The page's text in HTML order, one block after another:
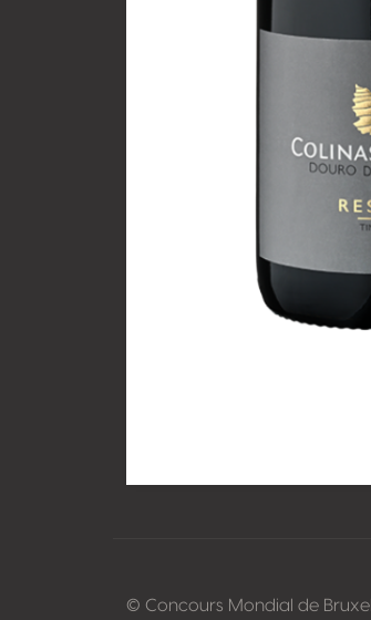
© Concours Mondial de